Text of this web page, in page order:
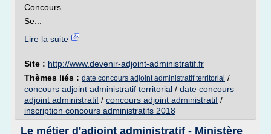
Concours
Se...
Lire la suite
Site : http://www.devenir-adjoint-administratif.fr
Thèmes liés : date concours adjoint administratif territorial /
concours adjoint administratif territorial / date concours
adjoint administratif / concours adjoint administratif /
inscription concours administratifs 2018
Le métier d'adjoint administratif - Ministère